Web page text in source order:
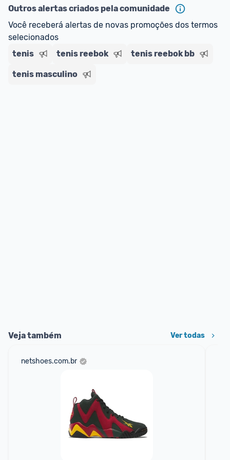
regras do cartão N Card, clique aqui.
Entrega Expressa: A partir de 2 dias úteis.*
*Confira aqui
Outros alertas criados pela comunidade
Você receberá alertas de novas promoções dos termos
selecionados
tenis
tenis reebok tenis reebok bb
tenis masculino
Veja também Ver todas
netshoes.com.br